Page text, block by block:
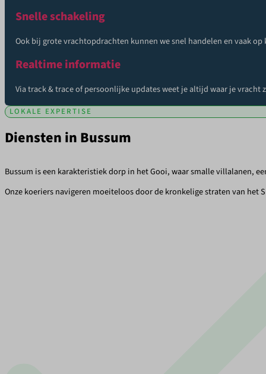
Snelle schakeling
Ook bij grote vrachtopdrachten kunnen we snel handelen en vaak
Realtime informatie
Via track & trace of persoonlijke updates weet je altijd waar je
LOKALE EXPERTISE
Diensten in Bussum
Bussum is een karakteristiek dorp in het Gooi, waar smalle villalanen,
Onze koeriers navigeren moeiteloos door de kronkelige straten van het